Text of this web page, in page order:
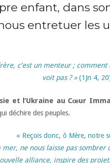
enfant, dans
entretuer les
c’est un menteur ;
voit pas ? »(1Jn 4,
et l’Ukraine au Cœur
déchire des peuples.
« Reçois donc, ô Mère, notre
mer, ne nous laisse pas
alliance, inspire des